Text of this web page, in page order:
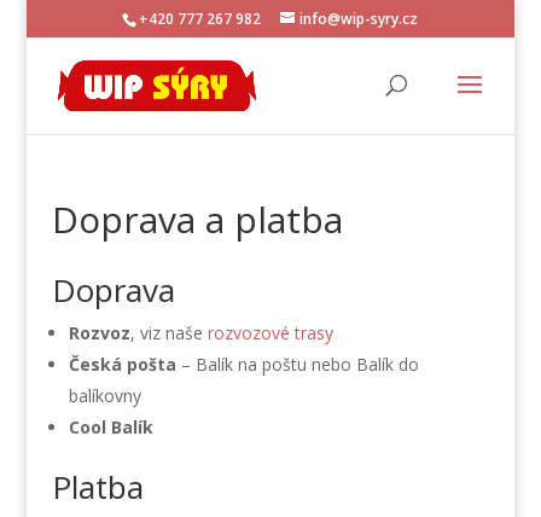
+420 777 267 982 info@wip-syry.cz
Doprava a platba
Doprava
Rozvoz, viz naše rozvozové trasy
Česká pošta – Balík na poštu nebo Balík do
balíkovny
Cool Balík
Platba